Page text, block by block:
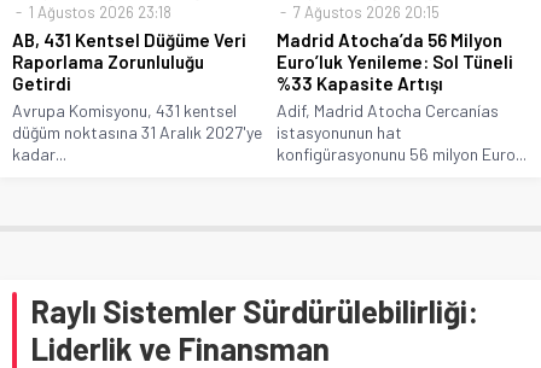
1 Ağustos 2026 23:18
AB, 431 Kentsel Düğüme Veri
Raporlama Zorunluluğu
Getirdi
Avrupa Komisyonu, 431 kentsel
düğüm noktasına 31 Aralık 2027'ye
kadar...
7 Ağustos 2026 20:15
Madrid Atocha’da 56 Milyon
Euro’luk Yenileme: Sol Tüneli
%33 Kapasite Artışı
Adif, Madrid Atocha Cercanías
istasyonunun hat
konfigürasyonunu 56 milyon Euro...
Raylı Sistemler Sürdürülebilirliği:
Liderlik ve Finansman